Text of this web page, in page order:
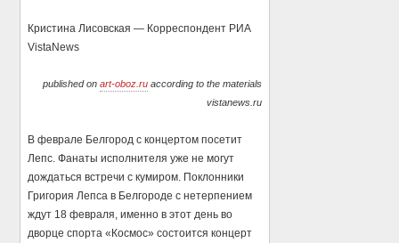
Кристина Лисовская — Корреспондент РИА
VistaNews
published on art-oboz.ruaccording to the materials
vistanews.ru
В феврале Белгород с концертом посетит
Лепс. Фанаты исполнителя уже не могут
дождаться встречи с кумиром. Поклонники
Григория Лепса в Белгороде с нетерпением
ждут 18 февраля, именно в этот день во
дворце спорта «Космос» состоится концерт